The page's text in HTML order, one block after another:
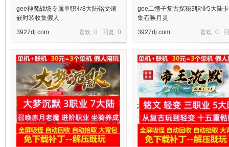
gee神魔战场专属单职业8大陆铭文镶
嵌时装收集假人
喜欢: 0 回复: 0
3927dj.com
gee二愣子复古探秘3职业5大陆
集召唤月灵
喜欢: 0
3927dj.com